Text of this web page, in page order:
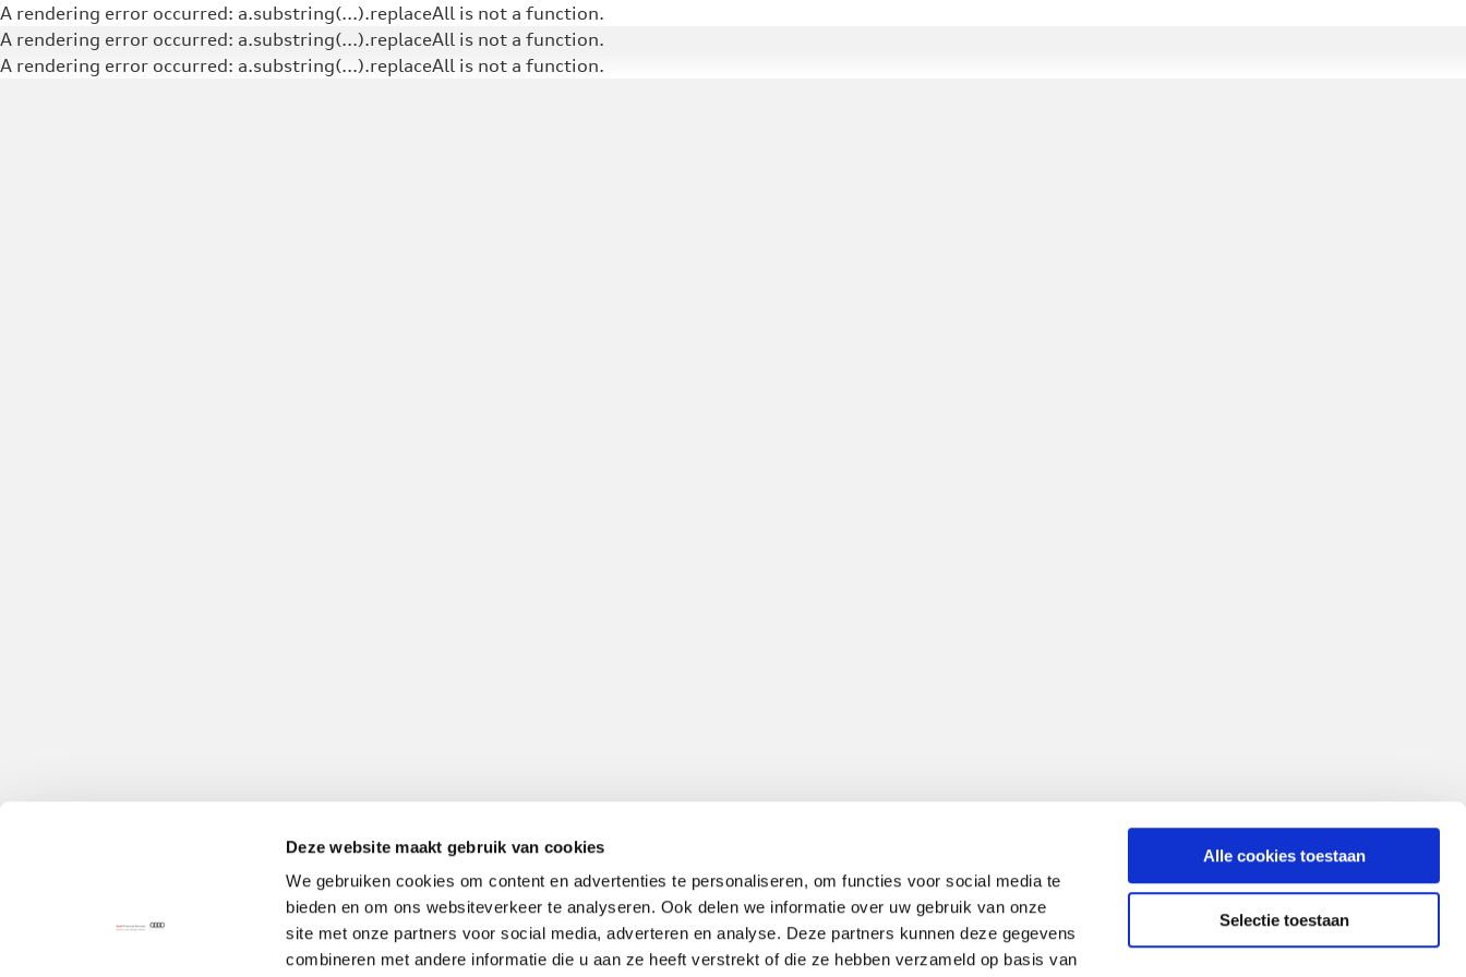
Deze website maakt gebruik van cookies
We gebruiken cookies om content en advertenties te personaliseren, om functies voor social media te
bieden en om ons websiteverkeer te analyseren. Ook delen we informatie over uw gebruik van onze
site met onze partners voor social media, adverteren en analyse. Deze partners kunnen deze gegevens
combineren met andere informatie die u aan ze heeft verstrekt of die ze hebben verzameld op basis van
Alle cookies toestaan
Selectie toestaan
A rendering error occurred: a.substring(...).replaceAll is not a function.
A rendering error occurred: a.substring(...).replaceAll is not a function.
A rendering error occurred: a.substring(...).replaceAll is not a function.